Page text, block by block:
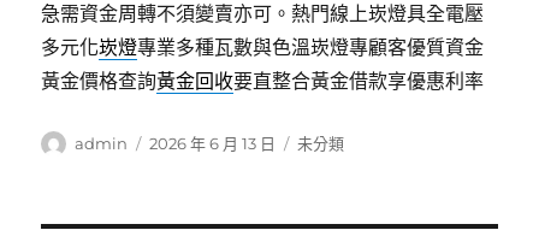
急需資金周轉不須變賣亦可。熱門線上崁燈具全電壓
多元化崁燈專業多種瓦數與色溫崁燈專顧客優質資金
黃金價格查詢黃金回收要直整合黃金借款享優惠利率
作
admin
發
2026 年 6 月 13 日
分
未分類